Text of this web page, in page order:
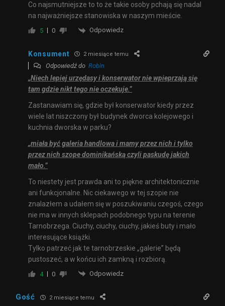
Co najsmutniejsze to to że takie osoby pchają się nadal
na najważniejsze stanowiska w naszym mieście.
5 0 Odpowiedz
Konsument 2 miesiące temu
Odpowiedź do Robìn
„Niech lepiej urzędasy i konserwator nie wpieprzają się
tam gdzie nikt tego nie oczekuje.”
Zastanawiam się, gdzie był konserwator kiedy przez
wiele lat niszczony był budynek dworca kolejowego i
kuchnia dworska w parku?
„miała być galeria handlowa i mamy przez nich i tylko
przez nich szope dominikańską czyli paskudę jakich
mało.”
To niestety jest prawda ani to piękne architektonicznie
ani funkcjonalne. Nic ciekawego w tej szopie nie
znalazłem a udałem się w poszukiwaniu czegoś, czego
nie ma w innych sklepach podobnego typu na terenie
Tarnobrzega. Ciuchy, ciuchy, ciuchy, jakieś buty i mało
interesujące książki.
Tylko patrzeć jak te tarnobrzeskie „galerie” będą
pustoszeć, a w końcu ich zamkną i rozbiorą.
4 0 Odpowiedz
Gość 2 miesiące temu